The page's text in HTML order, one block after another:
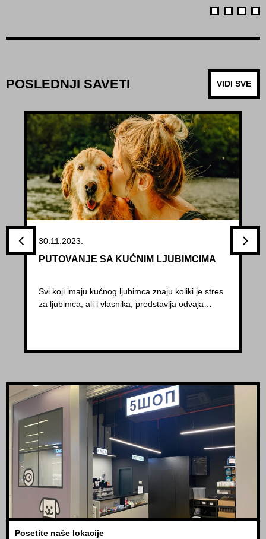
POSLEDNJI SAVETI VIDI SVE
30.11.2023.
PUTOVANJE SA KUĆNIM LJUBIMCIMA
Svi koji imaju kućnog ljubimca znaju koliki je stres
za ljubimca, ali i vlasnika, predstavlja odvaja…
Posetite naše lokacije